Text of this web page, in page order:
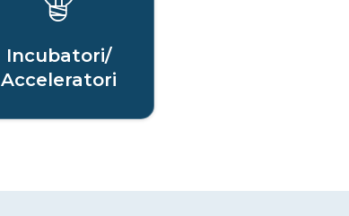
Incubatori/
Acceleratori